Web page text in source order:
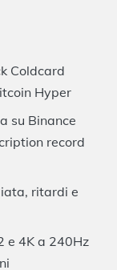
Coldcard
Hyper
su Binance
record
ritardi e
e 4K a 240Hz